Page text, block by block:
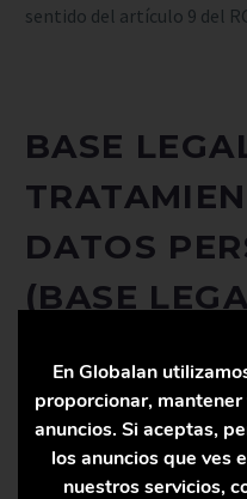
sentido del artículo 9 del
BASE
DATOS
(BASE
La base legal para el
es el consentimiento.
recabar el
para el tratamiento de
varios fines específicos.
En Globalan
proporcionar,
anuncios. Si aceptas,
los anuncios que ves
nuestros servicios,